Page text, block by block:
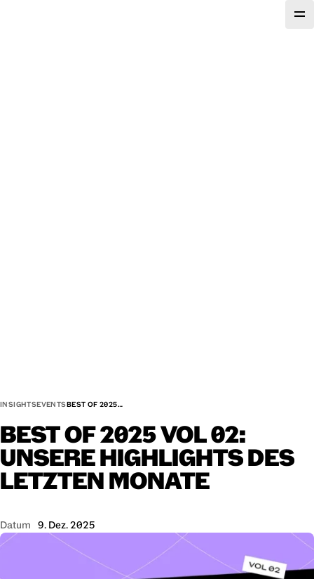
INSIGHTSEVENTSBEST OF 2025…
BESTOF2025VOL02:
UNSEREHIGHLIGHTSDES
LETZTENMONATE
Datum 9. Dez. 2025